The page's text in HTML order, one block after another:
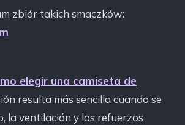
zbiór takich smaczków:
elegir una camiseta de
resulta más sencilla cuando se
la ventilación y los refuerzos